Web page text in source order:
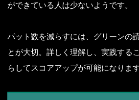
ができている人は少ないようです。
パット数を減らすには、グリーンの
とが大切。詳しく理解し、実践する
らしてスコアアップが可能になります